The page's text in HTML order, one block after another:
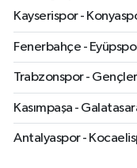
Kayserispor -
Fenerbahçe -
Trabzonspor -
Kasımpaşa -
Antalyaspor -